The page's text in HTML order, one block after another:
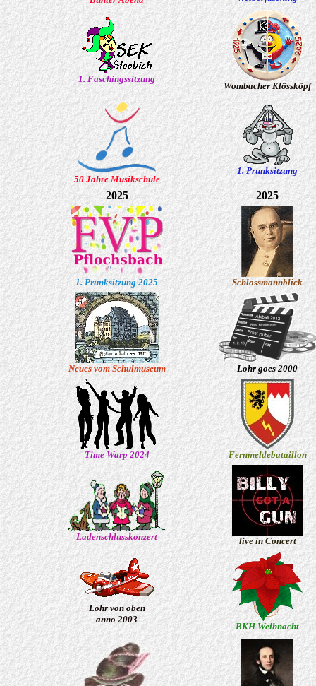
1. Faschingssitzung
Wombacher Klössköpf
50 Jahre Musikschule
1. Prunksitzung
2025 2025
1. Prunksitzung 2025 Schlossmannblick
Neues vom Schulmuseum Lohr goes 2000
Time Warp 2024 Fernmeldebataillon
Ladenschlusskonzert live in Concert
Lohr von oben
anno 2003
BKH Weihnacht